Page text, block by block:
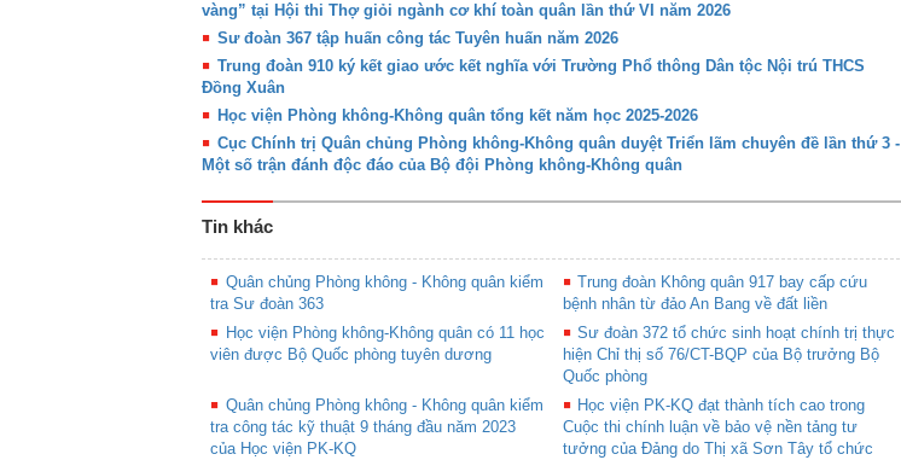
vàng” tại Hội thi Thợ giỏi ngành cơ khí toàn quân lần thứ VI năm 2026
Sư đoàn 367 tập huấn công tác Tuyên huấn năm 2026
Trung đoàn 910 ký kết giao ước kết nghĩa với Trường Phổ thông Dân tộc Nội trú THCS
Đồng Xuân
Học viện Phòng không-Không quân tổng kết năm học 2025-2026
Cục Chính trị Quân chủng Phòng không-Không quân duyệt Triển lãm chuyên đề lần thứ 3 -
Một số trận đánh độc đáo của Bộ đội Phòng không-Không quân
Tin khác
Quân chủng Phòng không - Không quân kiểm
tra Sư đoàn 363
Trung đoàn Không quân 917 bay cấp cứu
bệnh nhân từ đảo An Bang về đất liền
Học viện Phòng không-Không quân có 11 học
viên được Bộ Quốc phòng tuyên dương
Sư đoàn 372 tổ chức sinh hoạt chính trị thực
hiện Chỉ thị số 76/CT-BQP của Bộ trưởng Bộ
Quốc phòng
Quân chủng Phòng không - Không quân kiểm
tra công tác kỹ thuật 9 tháng đầu năm 2023
của Học viện PK-KQ
Học viện PK-KQ đạt thành tích cao trong
Cuộc thi chính luận về bảo vệ nền tảng tư
tưởng của Đảng do Thị xã Sơn Tây tổ chức